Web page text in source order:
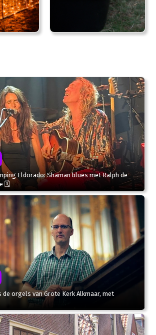
Eldorado: Shaman blues met Ralph de
🗓
de orgels van Grote Kerk Alkmaar, met